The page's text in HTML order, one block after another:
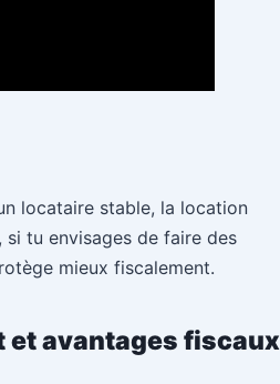
locataire stable, la location
tu envisages de faire des
mieux fiscalement.
et avantages fiscaux